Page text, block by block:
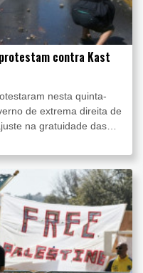
contra Kast
nesta quinta-
de extrema direita de
na gratuidade das
do Ministério da